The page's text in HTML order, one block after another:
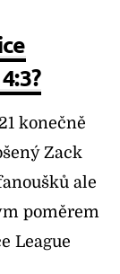
konečně
Zack
ale
poměrem
League